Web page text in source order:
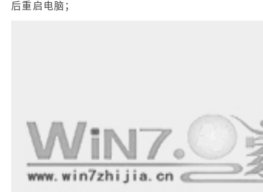
后重启电脑；